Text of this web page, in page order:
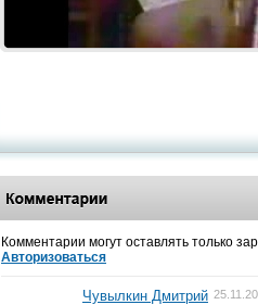
Комментарии могут оставлять только
Авторизоваться
Чувылкин Дмитрий